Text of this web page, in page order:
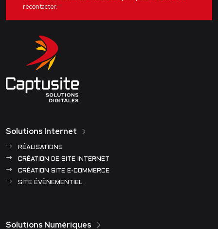
recontacter.
Solutions Internet
RÉALISATIONS
CRÉATION DE SITE INTERNET
CRÉATION SITE E-COMMERCE
SITE ÉVÈNEMENTIEL
Solutions Numériques